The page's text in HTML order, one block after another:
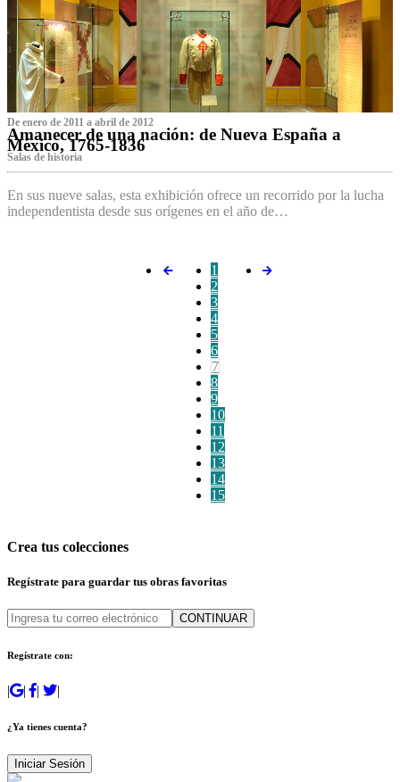
De enero de 2011 a abril de 2012
Amanecer de una nación: de Nueva España a
México, 1765-1836
Salas de historia
En sus nueve salas, esta exhibición ofrece un recorrido por la lucha
independentista desde sus orígenes en el año de…
1
2
3
4
5
6
7
8
9
10
11
12
13
14
15
Crea tus colecciones
Regístrate para guardar tus obras favoritas
CONTINUAR
Regístrate con:
| | | |
¿Ya tienes cuenta?
Iniciar Sesión